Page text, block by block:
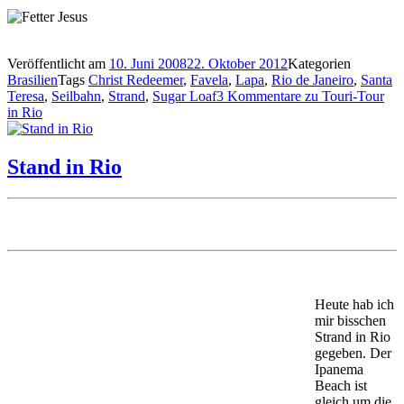
Veröffentlicht am 10. Juni 200822. Oktober 2012Kategorien
BrasilienTags Christ Redeemer, Favela, Lapa, Rio de Janeiro, Santa
Teresa, Seilbahn, Strand, Sugar Loaf3 Kommentare zu Touri-Tour
in Rio
Stand in Rio
Heute hab ich
mir bisschen
Strand in Rio
gegeben. Der
Ipanema
Beach ist